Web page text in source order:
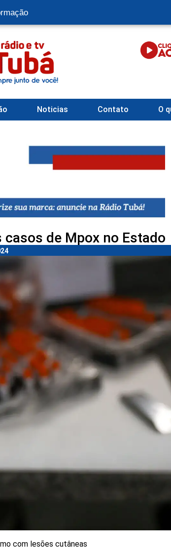
Noticias Contato O
de Mpox no Estado
com lesões cutâneas